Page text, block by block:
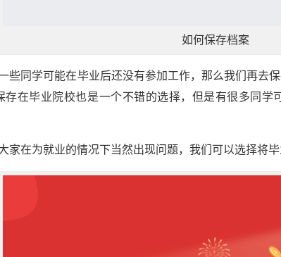
如何保存档案
些同学可能在毕业后还没有参加工作，那么我们再去
存在毕业院校也是一个不错的选择，但是有很多同
家在为就业的情况下当然出现问题，我们可以选择将